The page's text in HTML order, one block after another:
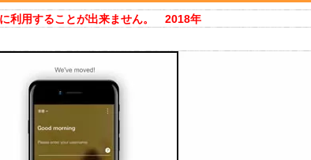
利用することが出来ません。 2018年